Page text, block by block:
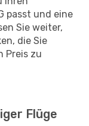
passt und eine
Sie weiter,
die Sie
Preis zu
Flüge